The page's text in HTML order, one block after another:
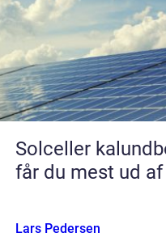
Solceller kalundborg
får du mest ud
Lars Pedersen